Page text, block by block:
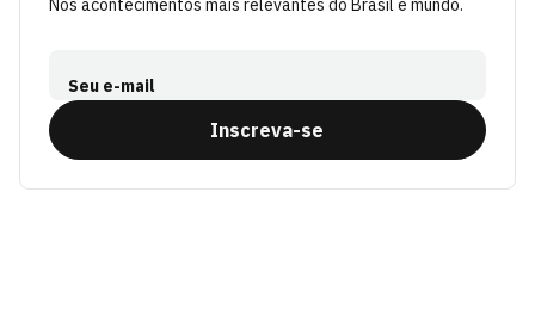
Nos acontecimentos mais relevantes do Brasil e mundo.
Seu e-mail
Inscreva-se